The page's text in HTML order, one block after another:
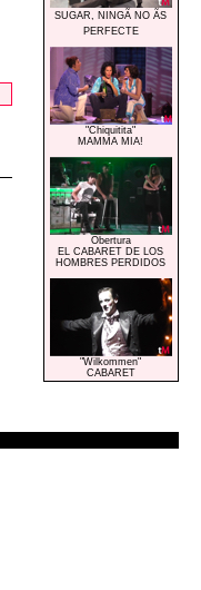
SUGAR, NINGÃ NO ÃS
PERFECTE
"Chiquitita"
MAMMA MIA!
Obertura
EL CABARET DE LOS
HOMBRES PERDIDOS
"Wilkommen"
CABARET